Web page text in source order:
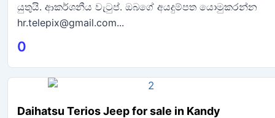
යුතුයි. ආකර්ශනීය වැටුප්. ඔබගේ අයදුම්පත යොමුකරන්න
hr.telepix@gmail.com...
0
Daihatsu Terios Jeep for sale in Kandy